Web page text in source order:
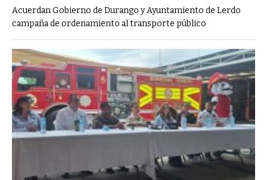
Acuerdan Gobierno de Durango y Ayuntamiento de Lerdo
campaña de ordenamiento al transporte público